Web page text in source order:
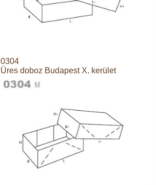
0304
Üres doboz Budapest X. kerület